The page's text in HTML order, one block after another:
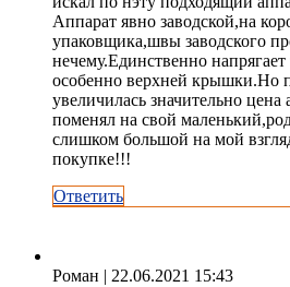
Аппарат явно заводской,на
упаковщика,швы заводского
нечему.Единственно
особенно верхней крышки.Но
увеличилась значительно
поменял на свой
слишком большой на мой
покупке!!!
Ответить
Роман | 22.06.2021 15:43